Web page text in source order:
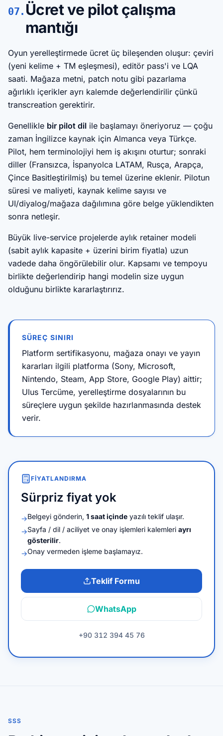
07. Ücret ve pilot çalışma
mantığı
Oyun yerelleştirmede ücret üç bileşenden oluşur: çeviri
(yeni kelime + TM eşleşmesi), editör pass'i ve LQA
saati. Mağaza metni, patch notu gibi pazarlama
ağırlıklı içerikler ayrı kalemde değerlendirilir çünkü
transcreation gerektirir.
Genellikle bir pilot dil ile başlamayı öneriyoruz — çoğu
zaman İngilizce kaynak için Almanca veya Türkçe.
Pilot, hem terminolojiyi hem iş akışını oturtur; sonraki
diller (Fransızca, İspanyolca LATAM, Rusça, Arapça,
Çince Basitleştirilmiş) bu temel üzerine eklenir. Pilotun
süresi ve maliyeti, kaynak kelime sayısı ve
UI/diyalog/mağaza dağılımına göre belge yüklendikten
sonra netleşir.
Büyük live-service projelerde aylık retainer modeli
(sabit aylık kapasite + üzerini birim fiyatla) uzun
vadede daha öngörülebilir olur. Kapsamı ve tempoyu
birlikte değerlendirip hangi modelin size uygun
olduğunu birlikte kararlaştırırız.
SÜREÇ SINIRI
Platform sertifikasyonu, mağaza onayı ve yayın
kararları ilgili platforma (Sony, Microsoft,
Nintendo, Steam, App Store, Google Play) aittir;
Ulus Tercüme, yerelleştirme dosyalarının bu
süreçlere uygun şekilde hazırlanmasında destek
verir.
FIYATLANDIRMA
Sürpriz fiyat yok
→Belgeyi gönderin, 1 saat içinde yazılı teklif ulaşır.
→Sayfa / dil / aciliyet ve onay işlemleri kalemleri ayrı
gösterilir.
→Onay vermeden işleme başlamayız.
Teklif Formu
WhatsApp
+90 312 394 45 76
SSS